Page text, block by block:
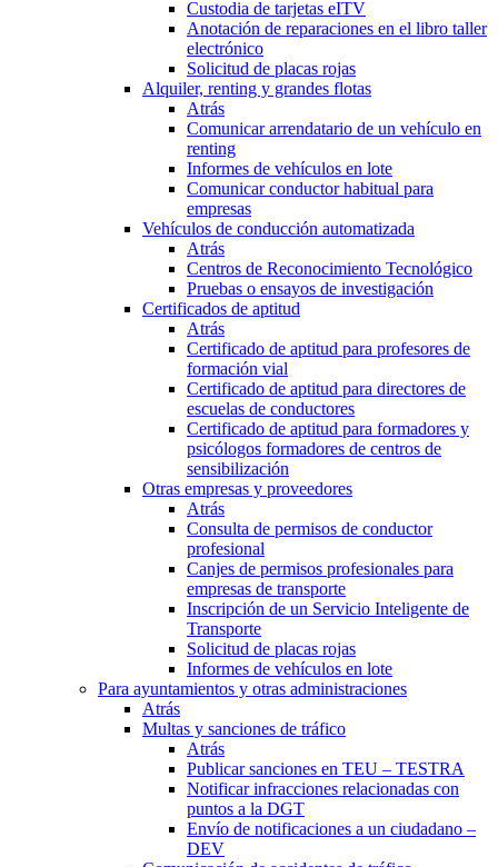
Custodia de tarjetas eITV
Anotación de reparaciones en el libro taller
electrónico
Solicitud de placas rojas
Alquiler, renting y grandes flotas
Atrás
Comunicar arrendatario de un vehículo en
renting
Informes de vehículos en lote
Comunicar conductor habitual para
empresas
Vehículos de conducción automatizada
Atrás
Centros de Reconocimiento Tecnológico
Pruebas o ensayos de investigación
Certificados de aptitud
Atrás
Certificado de aptitud para profesores de
formación vial
Certificado de aptitud para directores de
escuelas de conductores
Certificado de aptitud para formadores y
psicólogos formadores de centros de
sensibilización
Otras empresas y proveedores
Atrás
Consulta de permisos de conductor
profesional
Canjes de permisos profesionales para
empresas de transporte
Inscripción de un Servicio Inteligente de
Transporte
Solicitud de placas rojas
Informes de vehículos en lote
Para ayuntamientos y otras administraciones
Atrás
Multas y sanciones de tráfico
Atrás
Publicar sanciones en TEU – TESTRA
Notificar infracciones relacionadas con
puntos a la DGT
Envío de notificaciones a un ciudadano –
DEV